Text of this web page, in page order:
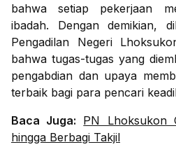
bahwa setiap pekerjaan
ibadah. Dengan demikian,
Pengadilan Negeri
bahwa tugas-tugas yang
pengabdian dan upaya
terbaik bagi para pencari
Baca Juga: PN Lhoksukon
hingga Berbagi Takjil